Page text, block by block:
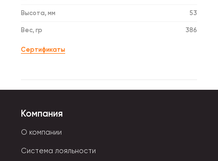
Высота, мм 53
Вес, гр 386
Сертификаты
Компания
О компании
Система лояльности